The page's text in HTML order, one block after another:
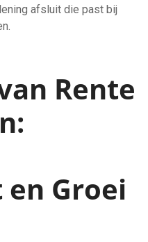
afsluit die past bij
Rente
Groei